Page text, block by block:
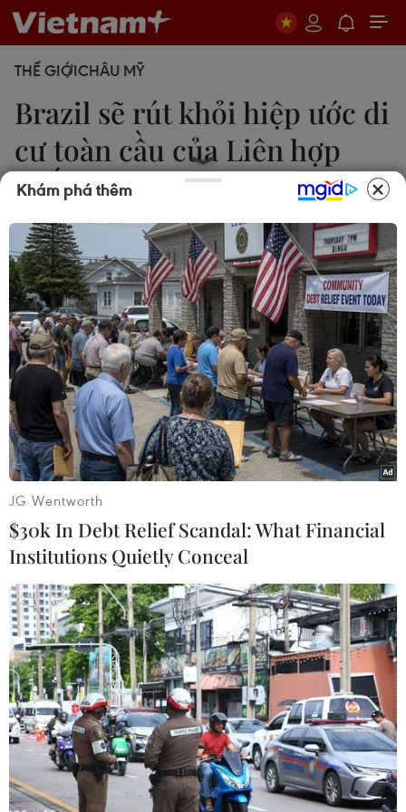
THẾ GIỚICHÂU MỸ
Brazil sẽ rút khỏi hiệp ước di
cư toàn cầu của Liên hợp
quốc
Lê Hiền
12/12/2018 02:24
Bộ trưởng Ngoại giao Brazil cho rằng hiệp ước này
là một “văn kiện không phù hợp” để đối phó với
vấn đề di cư và các quốc gia cần tự đưa ra các
chính sách của riêng mình.
Người di cư Trung Mỹ chờ xin tị nạn vào Mỹ tại Ciudad Juarez,
biên giới Mỹ-Mexico ngày 3/12/2018. (Ảnh: AFP/TTXVN)
Ngày 11/12, Bộ trưởng Ngoại giao được đề cử
của Brazil Ernesto Fraga Araujo cho biết nước
này sẽ rút khỏi Hiệp ước Di cư Toàn cầu của
Liên hợp quốc ngay sau khi Tổng thống đắc cử
Khám phá thêm
JG Wentworth
$30k In Debt Relief Scandal: What Financial
Institutions Quietly Conceal